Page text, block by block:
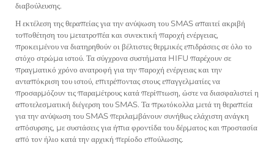
διαβούλευσης.
Η εκτέλεση της θεραπείας για την ανύψωση του SMAS απαιτεί ακριβή
τοποθέτηση του μετατροπέα και συνεκτική παροχή ενέργειας,
προκειμένου να διατηρηθούν οι βέλτιστες θερμικές επιδράσεις σε όλο το
στόχο στρώμα ιστού. Τα σύγχρονα συστήματα HIFU παρέχουν σε
πραγματικό χρόνο ανατροφή για την παροχή ενέργειας και την
ανταπόκριση του ιστού, επιτρέποντας στους επαγγελματίες να
προσαρμόζουν τις παραμέτρους κατά περίπτωση, ώστε να διασφαλιστεί η
αποτελεσματική διέγερση του SMAS. Τα πρωτόκολλα μετά τη θεραπεία
για την ανύψωση του SMAS περιλαμβάνουν συνήθως ελάχιστη ανάγκη
απόσυρσης, με συστάσεις για ήπια φροντίδα του δέρματος και προστασία
από τον ήλιο κατά την αρχική περίοδο επούλωσης.